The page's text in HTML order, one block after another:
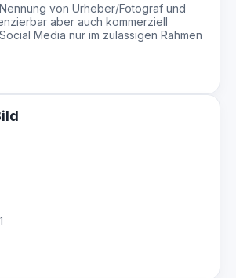
von Urheber/Fotograf und
aber auch kommerziell
Media nur im zulässigen Rahmen